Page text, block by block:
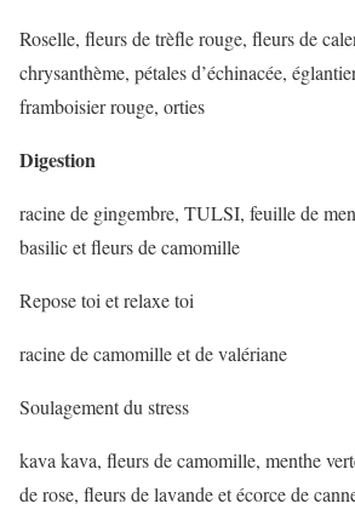
Roselle, fleurs de trèfle rouge, fleurs de
chrysanthème, pétales d’échinacée,
framboisier rouge, orties
Digestion
racine de gingembre, TULSI, feuille de
basilic et fleurs de camomille
Repose toi et relaxe toi
racine de camomille et de valériane
Soulagement du stress
kava kava, fleurs de camomille, menthe
de rose, fleurs de lavande et écorce de